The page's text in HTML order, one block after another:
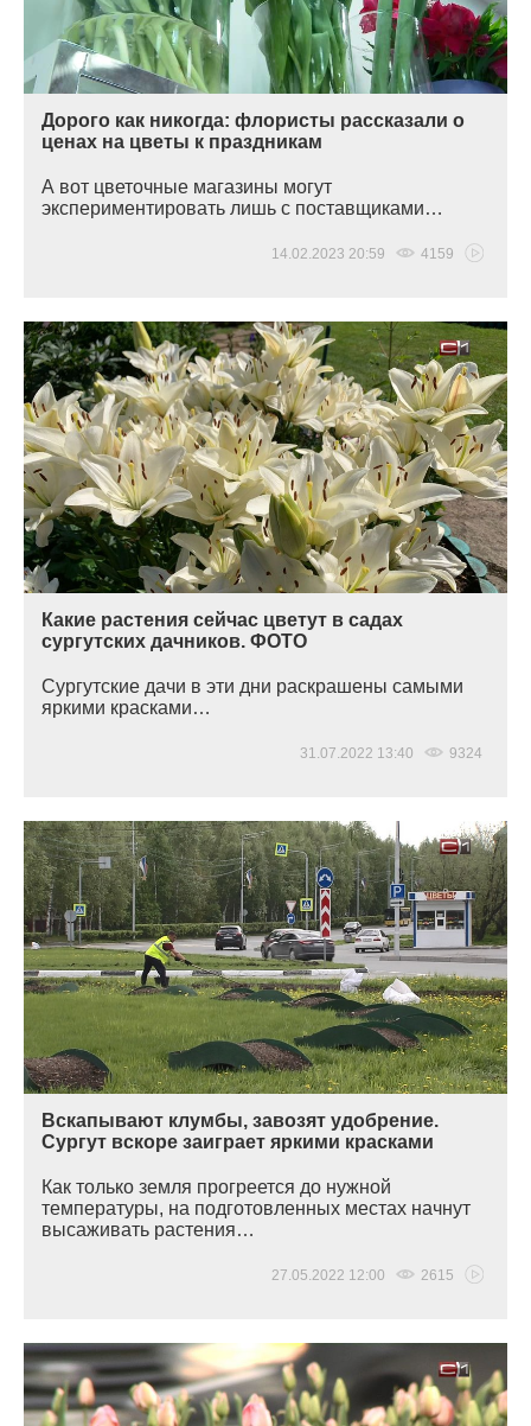
Дорого как никогда: флористы рассказали о
ценах на цветы к праздникам
А вот цветочные магазины могут
экспериментировать лишь с поставщиками…
14.02.2023 20:59 4159
Какие растения сейчас цветут в садах
сургутских дачников. ФОТО
Сургутские дачи в эти дни раскрашены самыми
яркими красками…
31.07.2022 13:40 9324
Вскапывают клумбы, завозят удобрение.
Сургут вскоре заиграет яркими красками
Как только земля прогреется до нужной
температуры, на подготовленных местах начнут
высаживать растения…
27.05.2022 12:00 2615